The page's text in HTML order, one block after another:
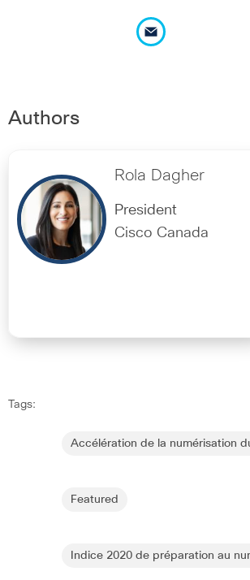
Authors
Rola Dagher
President
Cisco Canada
Tags:
Accélération de la numérisation
Featured
Indice 2020 de préparation au